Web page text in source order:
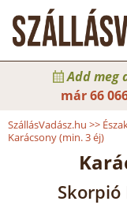
Add meg
már66
SzállásVadász.hu >>
Karácsony (min. 3 éj)
Skorpió